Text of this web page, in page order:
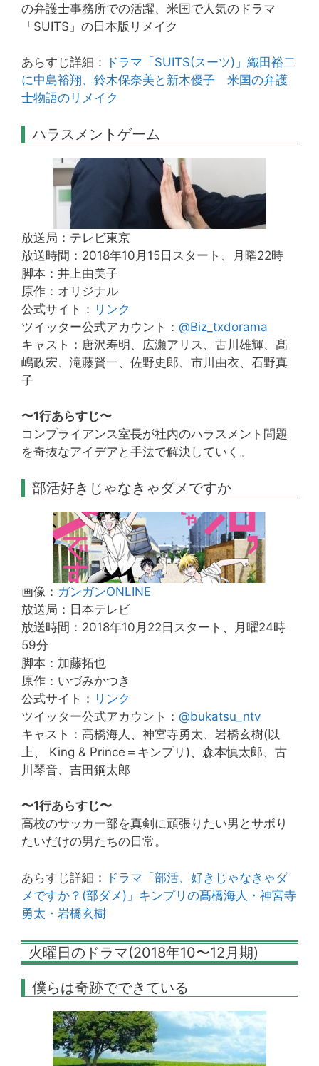
の弁護士事務所での活躍、米国で人気のドラマ
「SUITS」の日本版リメイク
あらすじ詳細：
ドラマ「SUITS(スーツ)」織田裕二
に中島裕翔、鈴木保奈美と新木優子 米国の弁護
士物語のリメイク
ハラスメントゲーム
放送局：テレビ東京
放送時間：2018年10月15日スタート、月曜22時
脚本：井上由美子
原作：オリジナル
公式サイト： リンク
ツイッター公式アカウント： @Biz_txdorama
キャスト：唐沢寿明、広瀬アリス、古川雄輝、髙
嶋政宏、滝藤賢一、佐野史郎、市川由衣、石野真
子
〜1行あらすじ〜
コンプライアンス室長が社内のハラスメント問題
を奇抜なアイデアと手法で解決していく。
部活好きじゃなきゃダメですか
画像： ガンガンONLINE
放送局：日本テレビ
放送時間：2018年10月22日スタート、月曜24時
59分
脚本：加藤拓也
原作：いづみかつき
公式サイト： リンク
ツイッター公式アカウント： @bukatsu_ntv
キャスト：高橋海人、神宮寺勇太、岩橋玄樹(以
上、 King & Prince＝キンプリ)、森本慎太郎、古
川琴音、吉田鋼太郎
〜1行あらすじ〜
高校のサッカー部を真剣に頑張りたい男とサボり
たいだけの男たちの日常。
あらすじ詳細：
ドラマ「部活、好きじゃなきゃダ
メですか？(部ダメ)」キンプリの髙橋海人・神宮寺
勇太・岩橋玄樹
火曜日のドラマ(2018年10〜12月期)
僕らは奇跡でできている